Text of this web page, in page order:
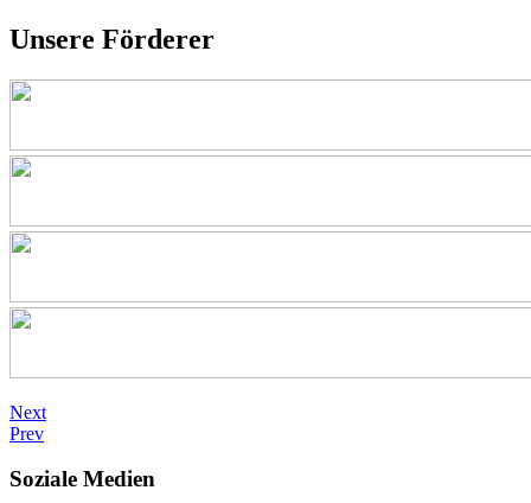
Unsere Förderer
Next
Prev
Soziale Medien